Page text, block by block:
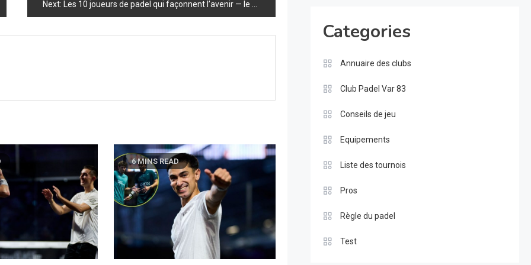
Next: Les 10 joueurs de padel qui façonnent l’avenir — le classement choc qui risque de tout bouleverser
6 MINS READ
Categories
Annuaire des clubs
Club Padel Var 83
Conseils de jeu
Equipements
Liste des tournois
Pros
Règle du padel
Test